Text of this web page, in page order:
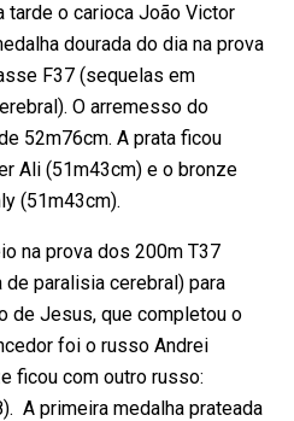
tarde o carioca João Victor
dourada do dia na prova
F37 (sequelas em
O arremesso do
52m76cm. A prata ficou
Ali (51m43cm) e o bronze
(51m43cm).
na prova dos 200m T37
paralisia cerebral) para
de Jesus, que completou o
foi o russo Andrei
ficou com outro russo:
A primeira medalha prateada